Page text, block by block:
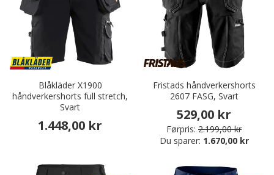
Blåkläder X1900
håndverkershorts full stretch,
Svart
1.448,00 kr
Fristads håndverkershorts
2607 FASG, Svart
529,00 kr
Førpris: 2.199,00 kr
Du sparer: 1.670,00 kr